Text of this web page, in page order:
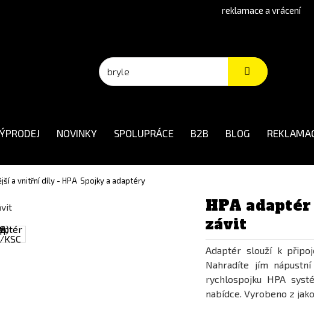
reklamace a vrácení
NOVINKY SPOLUPRÁCE B2B BLOG
a vnitřní díly - HPA Spojky a adaptéry
HPA
závit
Adaptér slouží k
Nahradíte jím
rychlospojku HPA
nabídce. Vyrobeno z